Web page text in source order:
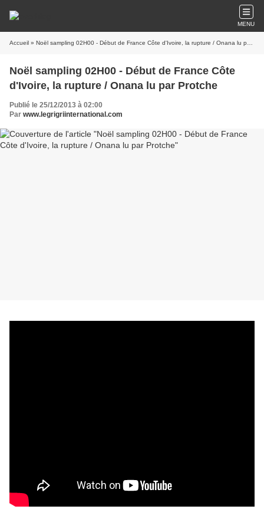
MENU
Accueil » Noël sampling 02H00 - Début de France Côte d'Ivoire, la rupture / Onana lu par Protche
Noël sampling 02H00 - Début de France Côte
d'Ivoire, la rupture / Onana lu par Protche
Publié le 25/12/2013 à 02:00
Par www.legrigriinternational.com